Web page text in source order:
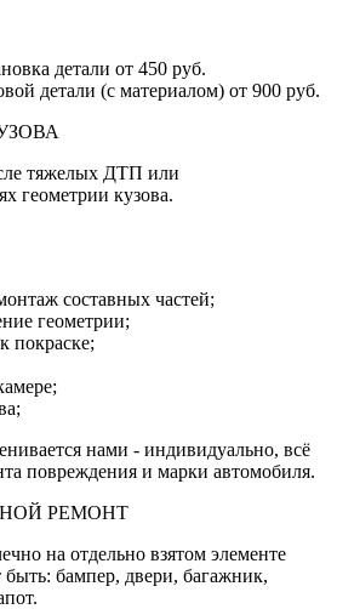
детали от 450 руб.
детали (с материалом) от 900 руб.
тяжелых ДТП или
геометрии кузова.
составных частей;
геометрии;
покраске;
нами - индивидуально, всё
повреждения и марки автомобиля.
РЕМОНТ
на отдельно взятом элементе
быть: бампер, двери, багажник,